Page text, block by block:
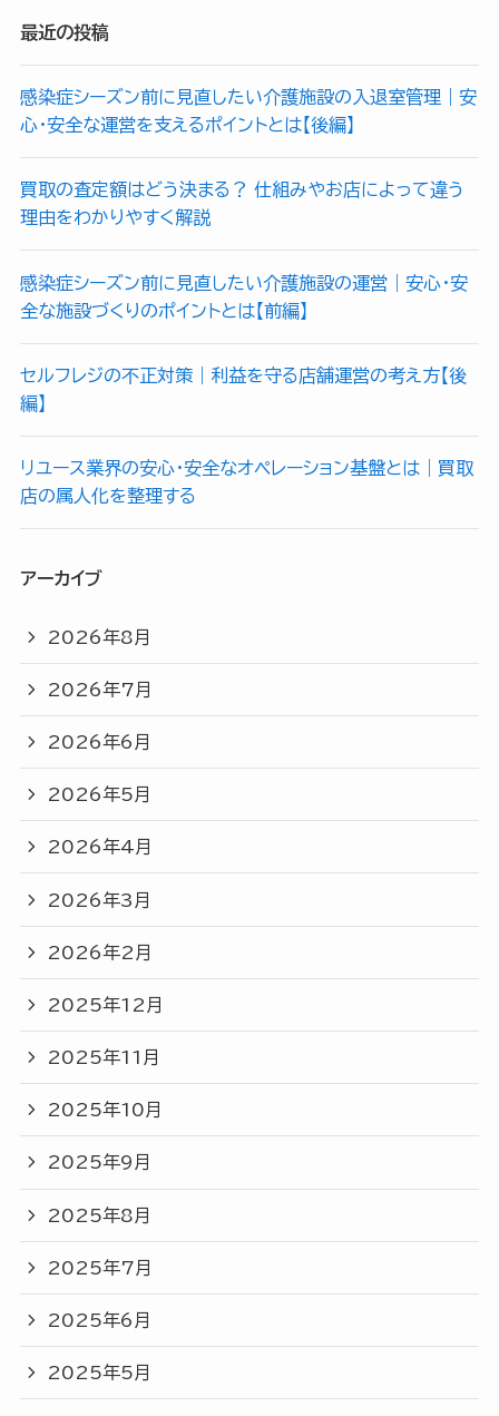
最近の投稿
感染症シーズン前に見直したい介護施設の入退室管理｜安
心・安全な運営を支えるポイントとは【後編】
買取の査定額はどう決まる？ 仕組みやお店によって違う
理由をわかりやすく解説
感染症シーズン前に見直したい介護施設の運営｜安心・安
全な施設づくりのポイントとは【前編】
セルフレジの不正対策｜利益を守る店舗運営の考え方【後
編】
リユース業界の安心・安全なオペレーション基盤とは｜買取
店の属人化を整理する
アーカイブ
2026年8月
2026年7月
2026年6月
2026年5月
2026年4月
2026年3月
2026年2月
2025年12月
2025年11月
2025年10月
2025年9月
2025年8月
2025年7月
2025年6月
2025年5月